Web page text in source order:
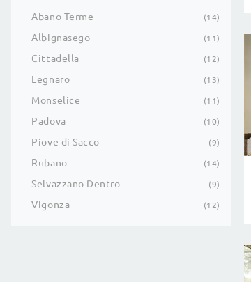
Abano Terme 14
Albignasego 11
Cittadella 12
Legnaro 13
Monselice 11
Padova 10
Piove di Sacco 9
Rubano 14
Selvazzano Dentro 9
Vigonza 12